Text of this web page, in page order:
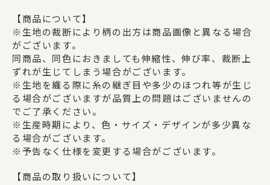
【商品について】
※生地の裁断により柄の出方は商品画像と異なる場合
がございます。
同商品、同色におきましても伸縮性、伸び率、裁断上
ずれが生じてしまう場合がございます。
※生地を織る際に糸の継ぎ目や多少のほつれ等が生じ
る場合がございますが品質上の問題はございませんの
でご了承ください。
※生産時期により、色・サイズ・デザインが多少異な
る場合がございます。
※予告なく仕様を変更する場合がございます。
【商品の取り扱いについて】